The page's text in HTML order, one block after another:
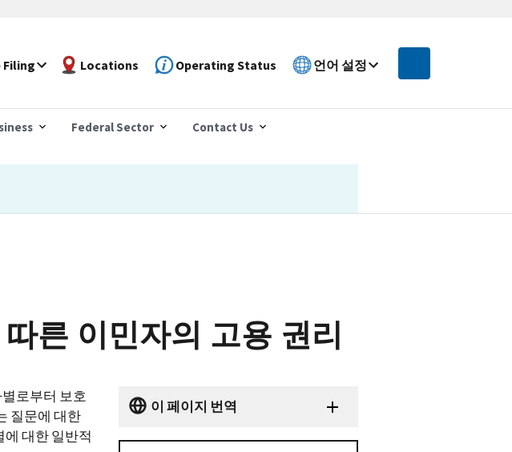
Filing Locations Operating Status 언어 설정
Federal Sector Contact Us
른 이민자의 고용 권리
이 페이지 번역
로부터 보호
질문에 대한
에 대한 일반적